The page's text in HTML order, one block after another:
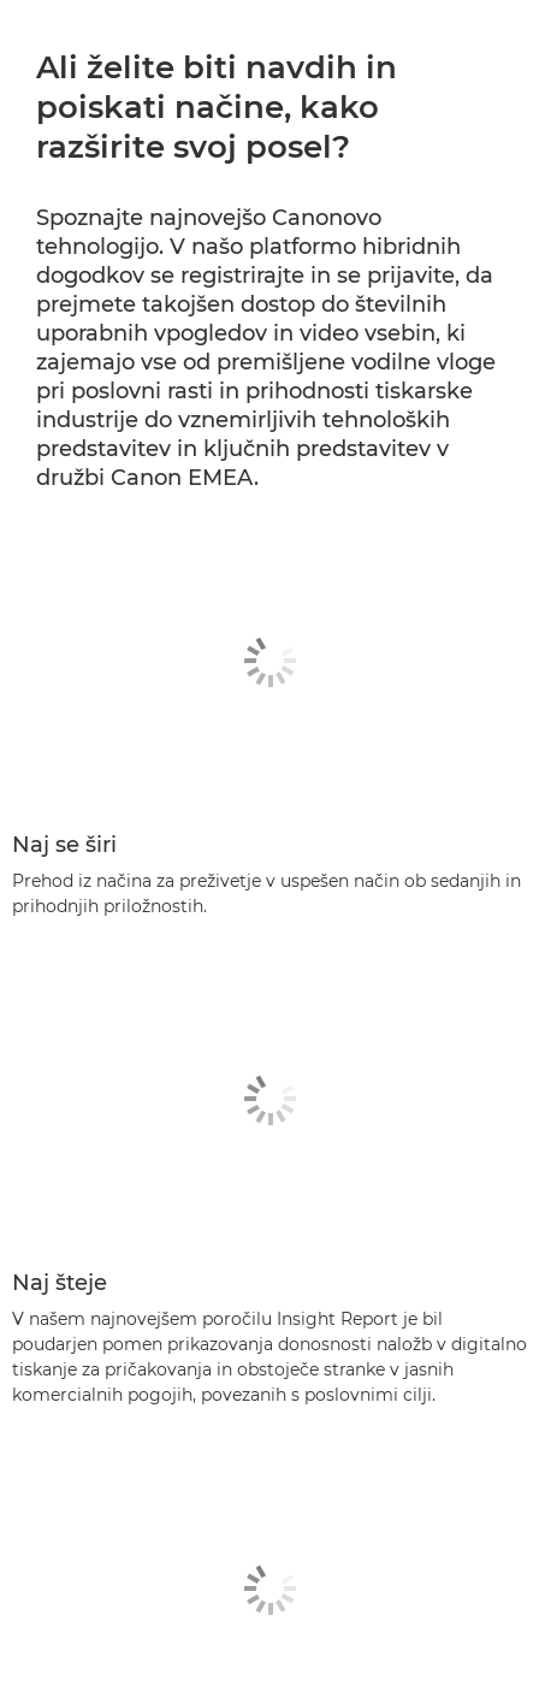
Ali želite biti navdih in
poiskati načine, kako
razširite svoj posel?
Spoznajte najnovejšo Canonovo
tehnologijo. V našo platformo hibridnih
dogodkov se registrirajte in se prijavite, da
prejmete takojšen dostop do številnih
uporabnih vpogledov in video vsebin, ki
zajemajo vse od premišljene vodilne vloge
pri poslovni rasti in prihodnosti tiskarske
industrije do vznemirljivih tehnoloških
predstavitev in ključnih predstavitev v
družbi Canon EMEA.
Naj se širi
Prehod iz načina za preživetje v uspešen način ob sedanjih in
prihodnjih priložnostih.
Naj šteje
V našem najnovejšem poročilu Insight Report je bil
poudarjen pomen prikazovanja donosnosti naložb v digitalno
tiskanje za pričakovanja in obstoječe stranke v jasnih
komercialnih pogojih, povezanih s poslovnimi cilji.